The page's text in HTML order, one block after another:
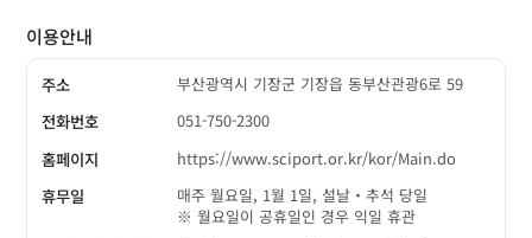
이용안내
주소
부산광역시 기장군 기장읍 동부산관광6로 59
전화번호
051-750-2300
홈페이지
https://www.sciport.or.kr/kor/Main.do
휴무일
매주 월요일, 1월 1일, 설날‧추석 당일
※ 월요일이 공휴일인 경우 익일 휴관